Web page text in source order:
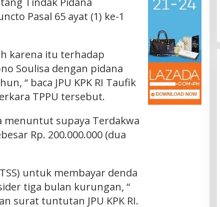
Pasal 65 ayat (1) ke-1
karena itu terhadap
Soulisa dengan pidana
“ baca JPU KPK RI Taufik
TPPU tersebut.
menuntut supaya Terdakwa
Rp. 200.000.000 (dua
untuk membayar denda
tiga bulan kurungan, “
surat tuntutan JPU KPK RI.